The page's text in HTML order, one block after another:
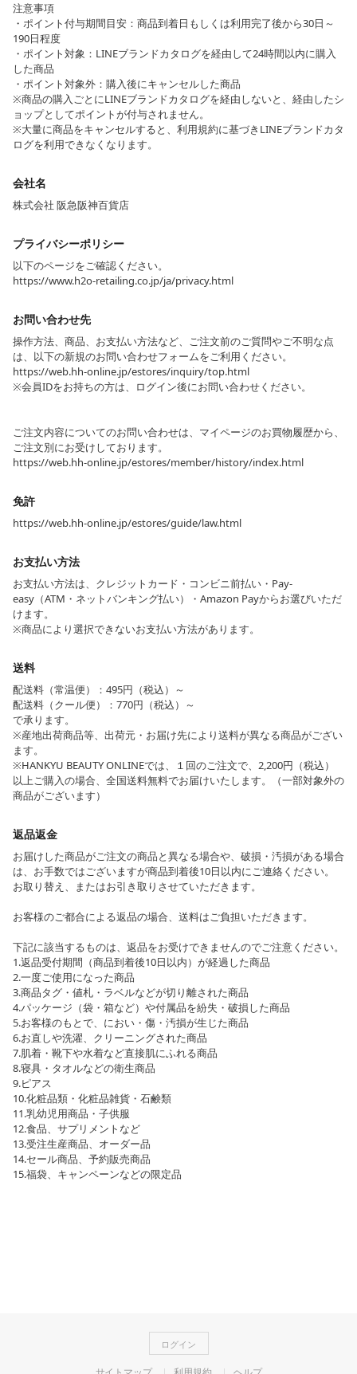
注意事項
・ポイント付与期間目安：商品到着日もしくは利用完了後から30日～
190日程度
・ポイント対象：LINEブランドカタログを経由して24時間以内に購入
した商品
・ポイント対象外：購入後にキャンセルした商品
※商品の購入ごとにLINEブランドカタログを経由しないと、経由したシ
ョップとしてポイントが付与されません。
※大量に商品をキャンセルすると、利用規約に基づきLINEブランドカタ
ログを利用できなくなります。
会社名
株式会社 阪急阪神百貨店
プライバシーポリシー
以下のページをご確認ください。
https://www.h2o-retailing.co.jp/ja/privacy.html
お問い合わせ先
操作方法、商品、お支払い方法など、ご注文前のご質問やご不明な点
は、以下の新規のお問い合わせフォームをご利用ください。
https://web.hh-online.jp/estores/inquiry/top.html
※会員IDをお持ちの方は、ログイン後にお問い合わせください。
ご注文内容についてのお問い合わせは、マイページのお買物履歴から、
ご注文別にお受けしております。
https://web.hh-online.jp/estores/member/history/index.html
免許
https://web.hh-online.jp/estores/guide/law.html
お支払い方法
お支払い方法は、クレジットカード・コンビニ前払い・Pay-
easy（ATM・ネットバンキング払い）・Amazon Payからお選びいただ
けます。
※商品により選択できないお支払い方法があります。
送料
配送料（常温便）：495円（税込）～
配送料（クール便）：770円（税込）～
で承ります。
※産地出荷商品等、出荷元・お届け先により送料が異なる商品がござい
ます。
※HANKYU BEAUTY ONLINEでは、１回のご注文で、2,200円（税込）
以上ご購入の場合、全国送料無料でお届けいたします。（一部対象外の
商品がございます）
返品返金
お届けした商品がご注文の商品と異なる場合や、破損・汚損がある場合
は、お手数ではございますが商品到着後10日以内にご連絡ください。
お取り替え、またはお引き取りさせていただきます。
お客様のご都合による返品の場合、送料はご負担いただきます。
下記に該当するものは、返品をお受けできませんのでご注意ください。
1.返品受付期間（商品到着後10日以内）が経過した商品
2.一度ご使用になった商品
3.商品タグ・値札・ラベルなどが切り離された商品
4.パッケージ（袋・箱など）や付属品を紛失・破損した商品
5.お客様のもとで、におい・傷・汚損が生じた商品
6.お直しや洗濯、クリーニングされた商品
7.肌着・靴下や水着など直接肌にふれる商品
8.寝具・タオルなどの衛生商品
9.ピアス
10.化粧品類・化粧品雑貨・石鹸類
11.乳幼児用商品・子供服
12.食品、サプリメントなど
13.受注生産商品、オーダー品
14.セール商品、予約販売商品
15.福袋、キャンペーンなどの限定品
ログイン